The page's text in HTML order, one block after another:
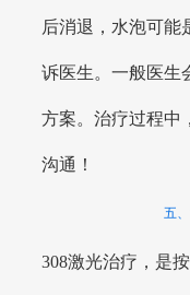
后消退，水泡可能
诉医生。一般医生
方案。治疗过程中
沟通！
五
308激光治疗，是